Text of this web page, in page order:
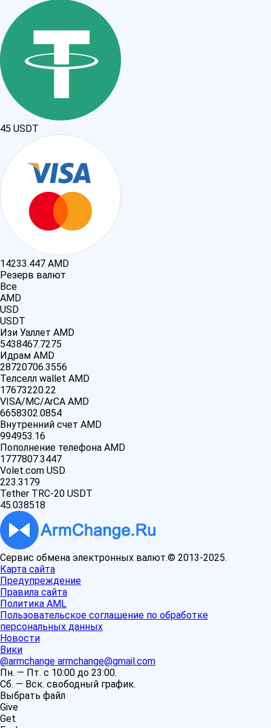
45 USDT
14233.447 AMD
Резерв валют
Все
AMD
USD
USDT
Изи Уаллет AMD
5438467.7275
Идрам AMD
28720706.3556
Телселл wallet AMD
17673220.22
VISA/MC/ArCA AMD
6658302.0854
Внутренний счет AMD
994953.16
Пополнение телефона AMD
1777807.3447
Volet.com USD
223.3179
Tether TRC-20 USDT
45.038518
Сервис обмена электронных валют.© 2013-2025.
Карта сайта
Предупреждение
Правила сайта
Политика AML
Пользовательское соглашение по обработке
персональных данных
Новости
Вики
@armchange armchange@gmail.com
Пн. — Пт. с 10:00 до 23:00.
Сб. — Вск. свободный график.
Выбрать файл
Give
Get